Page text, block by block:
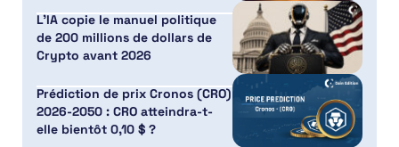
L’IA copie le manuel politique
de 200 millions de dollars de
Crypto avant 2026
Prédiction de prix Cronos (CRO)
2026-2050 : CRO atteindra-t-
elle bientôt 0,10 $ ?